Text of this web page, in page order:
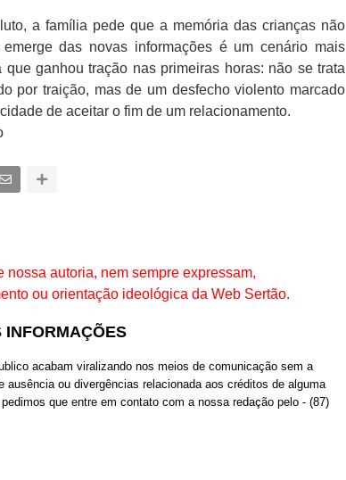
a família pede que a memória das crianças não
das novas informações é um cenário mais
ganhou tração nas primeiras horas: não se trata
por traição, mas de um desfecho violento marcado
de aceitar o fim de um relacionamento.
autoria, nem sempre expressam,
ou orientação ideológica da Web Sertão.
INFORMAÇÕES
acabam viralizando nos meios de comunicação sem a
ou divergências relacionada aos créditos de alguma
que entre em contato com a nossa redação pelo - (87)